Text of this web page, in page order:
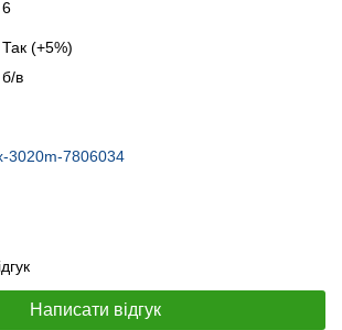
6
Так (+5%)
б/в
3020m-7806034
Написати відгук